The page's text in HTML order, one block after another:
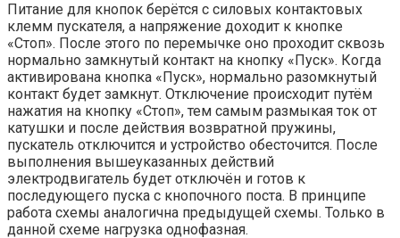
Питание для кнопок берётся с силовых контактовых
клемм пускателя, а напряжение доходит к кнопке
«Стоп». После этого по перемычке оно проходит сквозь
нормально замкнутый контакт на кнопку «Пуск». Когда
активирована кнопка «Пуск», нормально разомкнутый
контакт будет замкнут. Отключение происходит путём
нажатия на кнопку «Стоп», тем самым размыкая ток от
катушки и после действия возвратной пружины,
пускатель отключится и устройство обесточится. После
выполнения вышеуказанных действий
электродвигатель будет отключён и готов к
последующего пуска с кнопочного поста. В принципе
работа схемы аналогична предыдущей схемы. Только в
данной схеме нагрузка однофазная.